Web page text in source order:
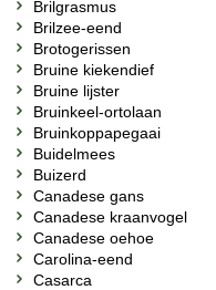
Brilgrasmus
Brilzee-eend
Brotogerissen
Bruine kiekendief
Bruine lijster
Bruinkeel-ortolaan
Bruinkoppapegaai
Buidelmees
Buizerd
Canadese gans
Canadese kraanvogel
Canadese oehoe
Carolina-eend
Casarca